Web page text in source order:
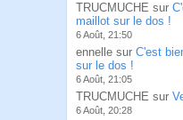
TRUCMUCHE sur
maillot sur le dos !
6 Août, 21:50
ennelle sur C'est
sur le dos !
6 Août, 21:05
TRUCMUCHE sur
6 Août, 20:28